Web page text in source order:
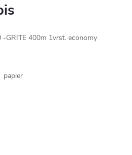
GRITE 400m 1vrst. economy
papier